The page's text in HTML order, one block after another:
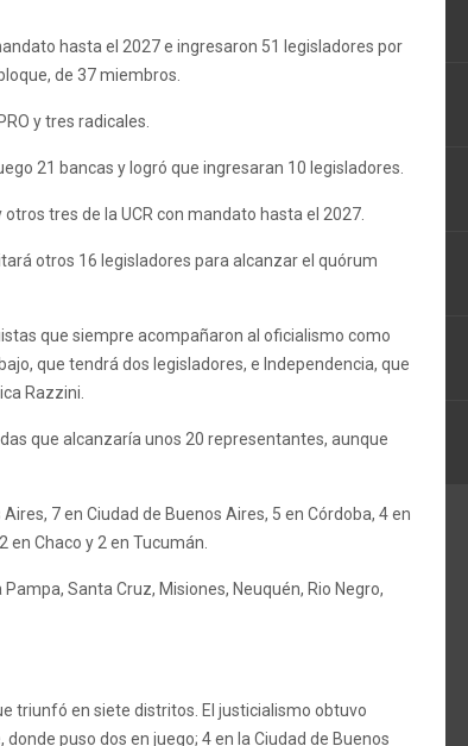
hasta el 2027 e ingresaron 51 legisladores por
de 37 miembros.
y tres radicales.
21 bancas y logró que ingresaran 10 legisladores.
tres de la UCR con mandato hasta el 2027.
otros 16 legisladores para alcanzar el quórum
que siempre acompañaron al oficialismo como
que tendrá dos legisladores, e Independencia, que
Razzini.
que alcanzaría unos 20 representantes, aunque
7 en Ciudad de Buenos Aires, 5 en Córdoba, 4 en
en Chaco y 2 en Tucumán.
Santa Cruz, Misiones, Neuquén, Rio Negro,
triunfó en siete distritos. El justicialismo obtuvo
puso dos en juego; 4 en la Ciudad de Buenos